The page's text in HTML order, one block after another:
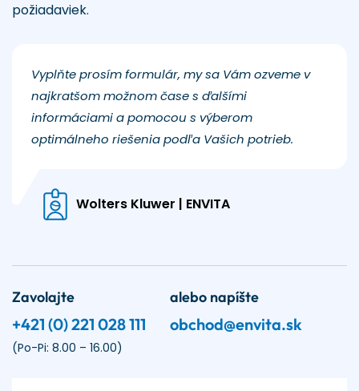
požiadaviek.
Vyplňte prosím formulár, my sa Vám ozveme v
najkratšom možnom čase s ďalšími
informáciami a pomocou s výberom
optimálneho riešenia podľa Vašich potrieb.
Wolters Kluwer | ENVITA
Zavolajte
+421 (0) 221 028 111
(Po-Pi: 8.00 – 16.00)
alebo napíšte
obchod@envita.sk